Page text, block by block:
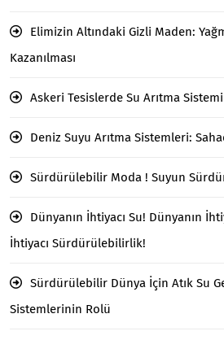
Elimizin Altındaki Gizli Maden:
Kazanılması
Askeri Tesislerde Su Arıtma
Deniz Suyu Arıtma Sistemleri:
Sürdürülebilir Moda ! Suyun
Dünyanın İhtiyacı Su! Dünyanın
İhtiyacı Sürdürülebilirlik!
Sürdürülebilir Dünya İçin Atık Su
Sistemlerinin Rolü